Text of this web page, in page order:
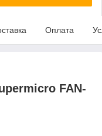
Оплата
FAN-